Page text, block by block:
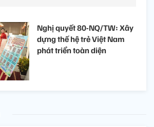
Nghị quyết 80-NQ/TW: Xây
dựng thế hệ trẻ Việt Nam
phát triển toàn diện